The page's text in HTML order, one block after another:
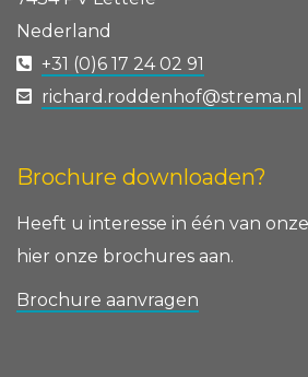
Nederland
+31 (0)6 17 24 02 91
richard.roddenhof@strema.nl
Brochure downloaden?
Heeft u interesse in één van
hier onze brochures aan.
Brochure aanvragen